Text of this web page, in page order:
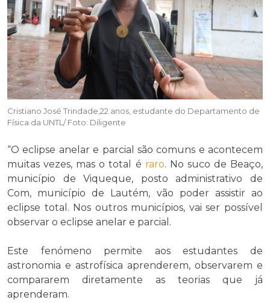
Cristiano José Trindade,22 anos, estudante do Departamento de
Física da UNTL/ Foto: Diligente
“O eclipse anelar e parcial são comuns e acontecem
muitas vezes, mas o total é raro. No suco de Beaço,
município de Viqueque, posto administrativo de
Com, município de Lautém, vão poder assistir ao
eclipse total. Nos outros municípios, vai ser possível
observar o eclipse anelar e parcial.
Este fenómeno permite aos estudantes de
astronomia e astrofísica aprenderem, observarem e
compararem diretamente as teorias que já
aprenderam.